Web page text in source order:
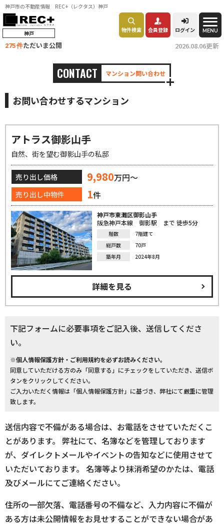
神戸市の不動産情報 REC+（レクタス）神戸
神戸 物件検索 会員登録 ログイン MENU
275 件ただいま公開 2026.08.06更新
CONTACT マンション問い合わせ
お問い合わせするマンション
アトラス御影山手
自然、街を望む御影山手の私邸
売り出し価格 9,980万円～
売り出し中物件 1件
神戸市東灘区御影山手
阪急神戸本線 御影駅 まで 徒歩5分
階数
7階建て
総戸数
70戸
築年月
2024年8月
詳細を見る
下記フォームに必要事項をご記入後、送信してくださ
い。
※個人情報保護方針・ご利用規約を必ずお読みください。
同意していただける方のみ「同意する」にチェックをしていただき、送信ボ
タンをクリックしてください。
ご入力いただく情報は「個人情報保護方針」に基づき、弊社にて厳重に管理
致します。
送信内容で不備がある場合は、お電話をさせていただくこ
とがあります。 弊社にて、名簿などを管理しております
が、ダイレクトメールやイベントの告知などに使用させて
いただいております。 名簿等より抹消希望のかたは、電話
及びメールにてご連絡ください。
住所の一部欠落、電話番号の不備など、入力内容に不備が
ある方は未公開情報をお見せすることができない場合があ